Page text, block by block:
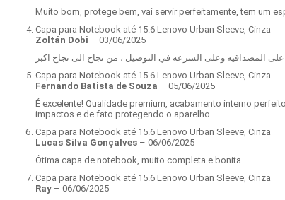
Muito bom, protege bem, vai servir perfeitamente, tem um
Capa para Notebook até 15.6 Lenovo Urban Sleeve, Cinza
Zoltán Dobi – 03/06/2025
Capa para Notebook até 15.6 Lenovo Urban Sleeve, Cinza
Fernando Batista de Souza – 05/06/2025
É excelente! Qualidade premium, acabamento interno
impactos e de fato protegendo o aparelho.
Capa para Notebook até 15.6 Lenovo Urban Sleeve, Cinza
Lucas Silva Gonçalves – 06/06/2025
Ótima capa de notebook, muito completa e bonita
Capa para Notebook até 15.6 Lenovo Urban Sleeve, Cinza
Ray – 06/06/2025